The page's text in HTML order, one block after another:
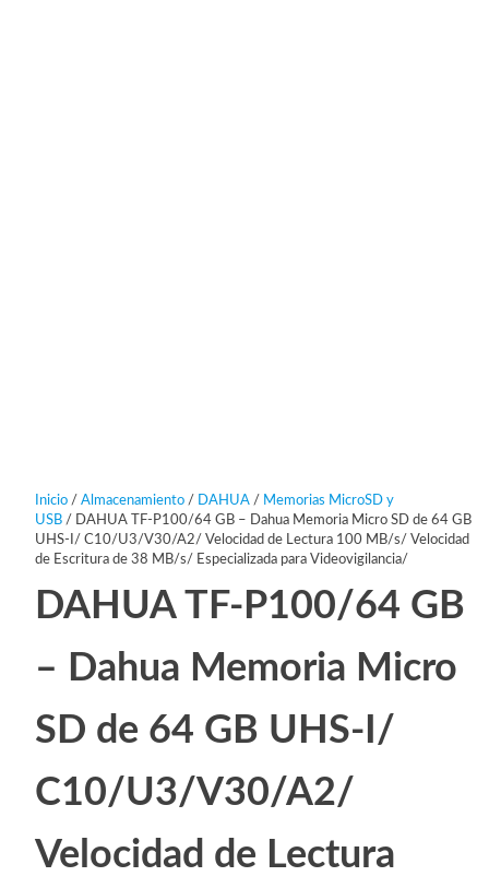
Inicio/ Almacenamiento/ DAHUA/ Memorias MicroSD y
USB/ DAHUA TF-P100/64 GB – Dahua Memoria Micro SD de 64 GB
UHS-I/ C10/U3/V30/A2/ Velocidad de Lectura 100 MB/s/ Velocidad
de Escritura de 38 MB/s/ Especializada para Videovigilancia/
DAHUA TF-P100/64 GB
– Dahua Memoria Micro
SD de 64 GB UHS-I/
C10/U3/V30/A2/
Velocidad de Lectura